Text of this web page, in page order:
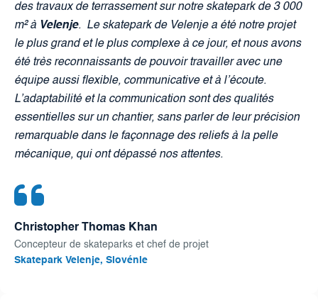
Christopher Thomas Khan
Concepteur de skateparks et chef de projet
Skatepark Velenje, Slovénie
des travaux de terrassement sur notre skatepark de 3 000
m² à Velenje. Le skatepark de Velenje a été notre projet
le plus grand et le plus complexe à ce jour, et nous avons
été très reconnaissants de pouvoir travailler avec une
équipe aussi flexible, communicative et à l’écoute.
L’adaptabilité et la communication sont des qualités
essentielles sur un chantier, sans parler de leur précision
remarquable dans le façonnage des reliefs à la pelle
mécanique, qui ont dépassé nos attentes.